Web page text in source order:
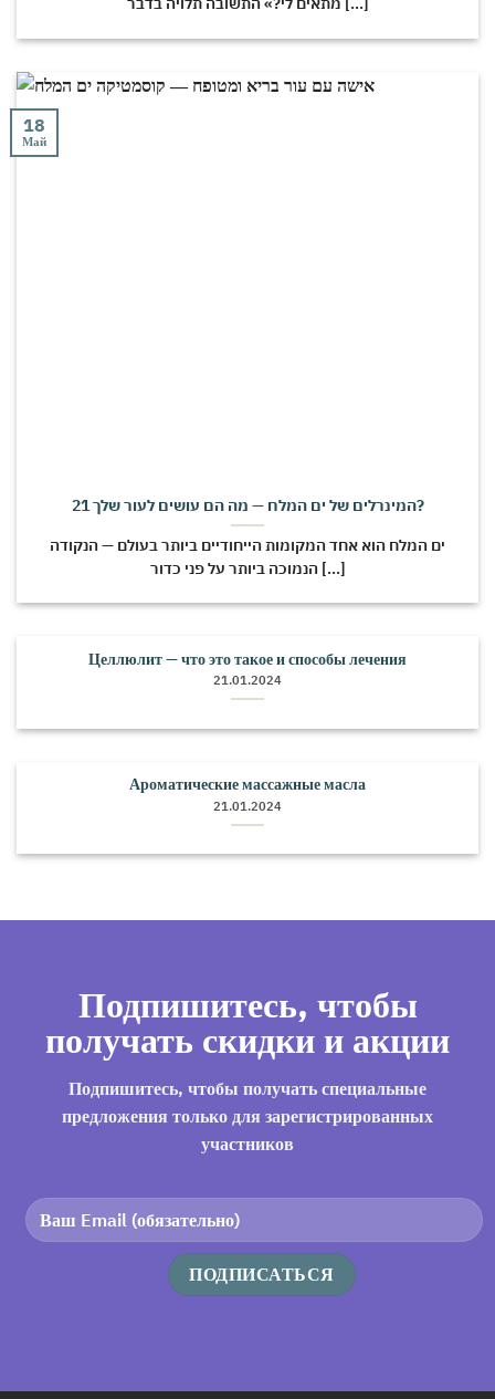
21 המינרלים של ים המלח — מה הם עושים לעור שלך?
ים המלח הוא אחד המקומות הייחודיים ביותר בעולם — הנקודה
הנמוכה ביותר על פני כדור [...]
18
Май
Целлюлит — что это такое и способы лечения
21.01.2024
Ароматические массажные масла
21.01.2024
Подпишитесь, чтобы
получать скидки и акции
Подпишитесь, чтобы получать специальные
предложения только для зарегистрированных
участников